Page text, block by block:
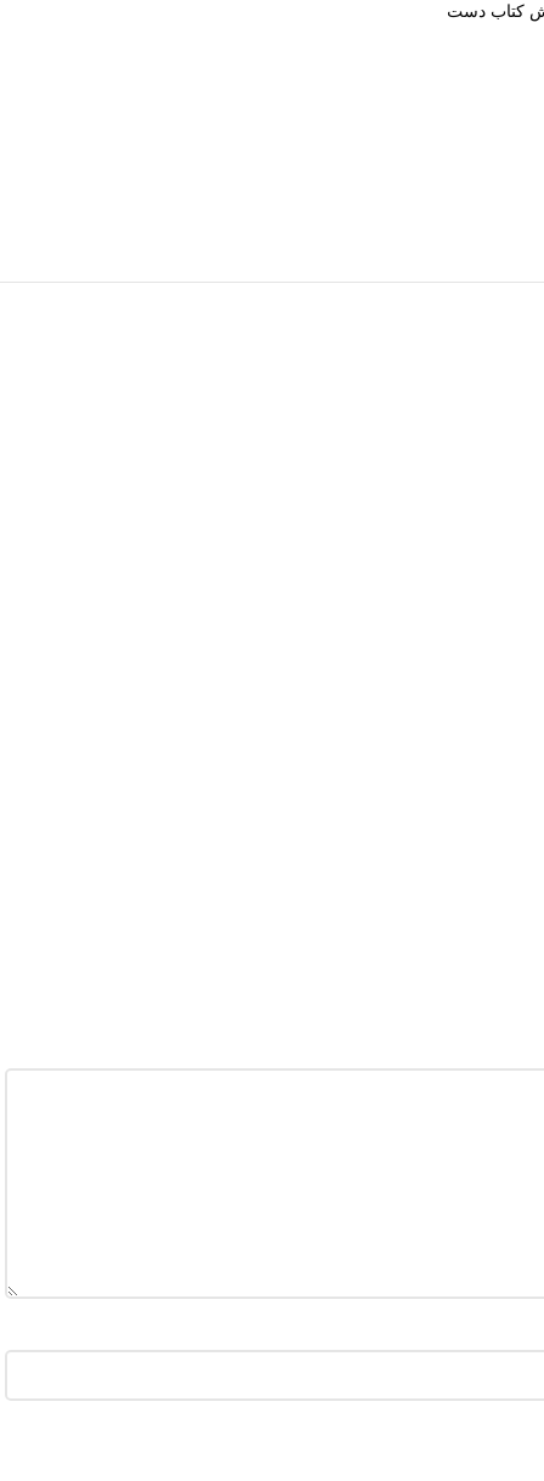
کتاب دست